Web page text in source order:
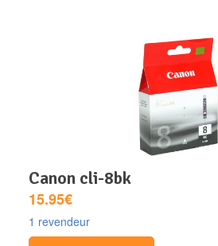
canon cli-8bk
15.95€
1 revendeur